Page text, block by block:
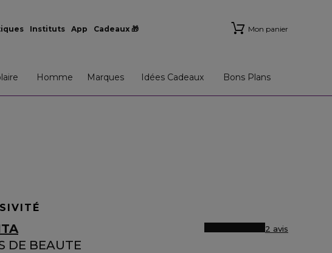
Instituts App Cadeaux 🎁 Mon panier
Homme Marques Idées Cadeaux Bons Plans
DE BEAUTE
2 avis